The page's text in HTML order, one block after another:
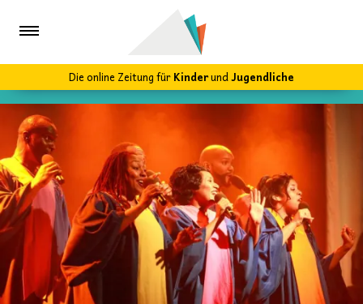
Die online Zeitung fürKinderundJugendliche